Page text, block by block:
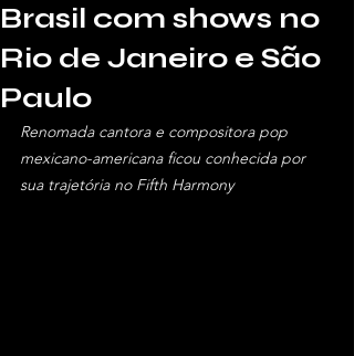
Brasil com shows no
Rio de Janeiro e São
Paulo
Renomada cantora e compositora pop
mexicano-americana ficou conhecida por
sua trajetória no Fifth Harmony